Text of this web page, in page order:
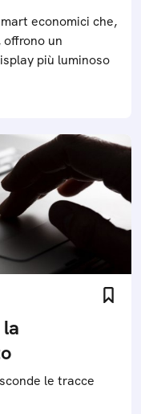
economici che,
un
più luminoso
le tracce